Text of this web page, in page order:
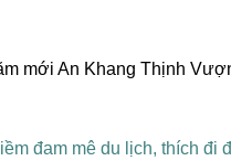
mới An Khang Thịnh
đam mê du lịch, thích đi